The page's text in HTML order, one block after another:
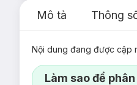
Mô tả Thông
Nội dung đang được cập
Làm sao để